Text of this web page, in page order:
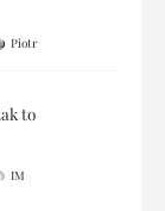
Piotr
to
IM